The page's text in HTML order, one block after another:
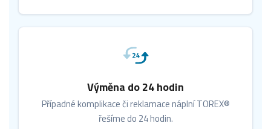
Výměna do 24 hodin
Případné komplikace či reklamace náplní TOREX®
řešíme do 24 hodin.